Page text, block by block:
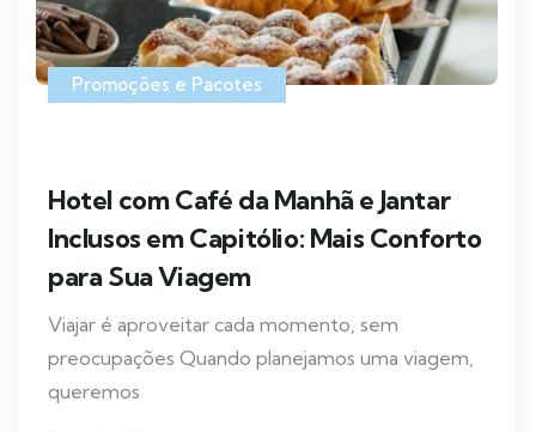
Promoções e Pacotes
Hotel com Café da Manhã e Jantar
Inclusos em Capitólio: Mais Conforto
para Sua Viagem
Viajar é aproveitar cada momento, sem
preocupações Quando planejamos uma viagem,
queremos